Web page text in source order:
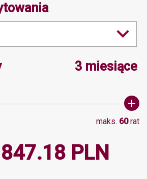
Minimalna wartość 3,
3 miesiące
maks. 60rat
PLN